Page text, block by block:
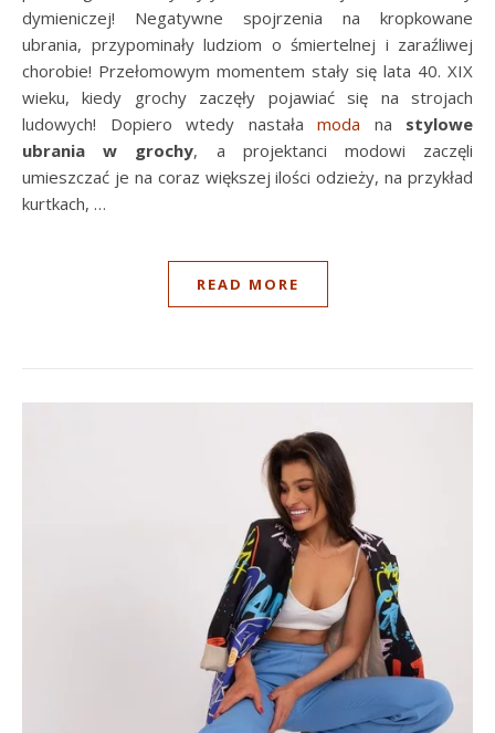
dymieniczej! Negatywne spojrzenia na kropkowane
ubrania, przypominały ludziom o śmiertelnej i zaraźliwej
chorobie! Przełomowym momentem stały się lata 40. XIX
wieku, kiedy grochy zaczęły pojawiać się na strojach
ludowych! Dopiero wtedy nastała moda na stylowe
ubrania w grochy, a projektanci modowi zaczęli
umieszczać je na coraz większej ilości odzieży, na przykład
kurtkach, …
READ MORE